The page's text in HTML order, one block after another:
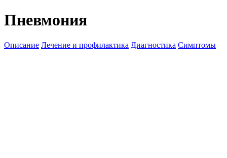
Пневмония
Описание Лечение и профилактика Диагностика Симптомы